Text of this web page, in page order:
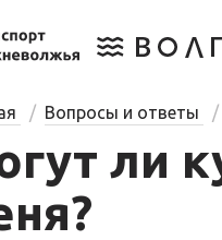
Вопросы и ответы
ли